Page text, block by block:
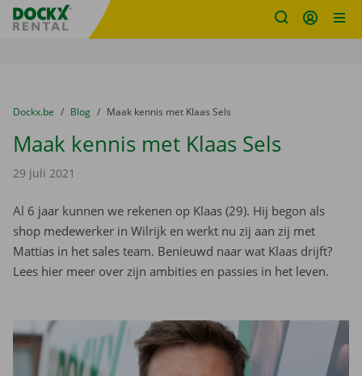
Fratello DEMO
U bevindt zich hier:
van
Dockx.be naar
Blog naar
Maak kennis met Klaas Sels
Maak kennis met Klaas Sels
29 juli 2021
Al 6 jaar kunnen we rekenen op Klaas (29). Hij begon als
shop medewerker in Wilrijk en werkt nu zij aan zij met
Mattias in het sales team. Benieuwd naar wat Klaas drijft?
Lees hier meer over zijn ambities en passies in het leven.